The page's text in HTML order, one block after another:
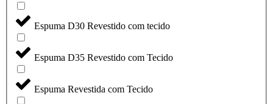
Espuma D30 Revestido com tecido
Espuma D35 Revestido com Tecido
Espuma Revestida com Tecido